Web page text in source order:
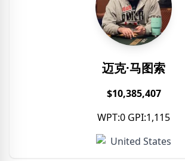
迈克·马图索
$10,385,407
WPT:0 GPI:1,115
United States